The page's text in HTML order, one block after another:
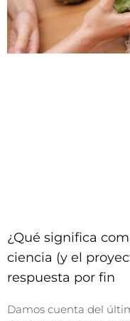
¿Qué significa
ciencia (y el
respuesta por fin
Damos cuenta del